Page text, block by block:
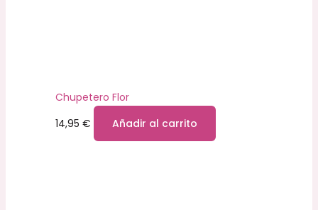
Chupetero Flor
14,95 € Añadir al carrito